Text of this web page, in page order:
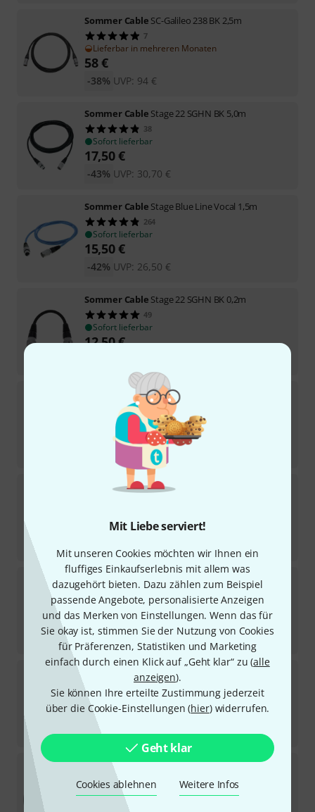
Mit Liebe serviert!
Mit unseren Cookies möchten wir Ihnen ein
fluffiges Einkaufserlebnis mit allem was
dazugehört bieten. Dazu zählen zum Beispiel
passende Angebote, personalisierte Anzeigen
und das Merken von Einstellungen. Wenn das für
Sie okay ist, stimmen Sie der Nutzung von Cookies
für Präferenzen, Statistiken und Marketing
einfach durch einen Klick auf „Geht klar“ zu (alle
anzeigen).
Sie können Ihre erteilte Zustimmung jederzeit
über die Cookie-Einstellungen (hier) widerrufen.
Geht klar
Cookies ablehnen Weitere Infos
Sommer Cable SC-Galileo 238 BK 2,5m
7
Lieferbar in mehreren Monaten
58€
UVP: 94 €
-38%
Sommer Cable Stage 22 SGHN BK 5,0m
38
Sofort lieferbar
17,50€
UVP: 30,70 €
-43%
Sommer Cable Stage Blue Line Vocal 1,5m
264
Sofort lieferbar
15,50€
UVP: 26,50 €
-42%
Sommer Cable Stage 22 SGHN BK 0,2m
49
Sofort lieferbar
12,50€
Sommer CableStage Blue Line Vocal 10m
107
Sofort lieferbar
25,90
44,60
Sommer CableStage 22 SGHN BK 3,0m
15,50€
Sommer Cable Monolith1 Power Twist/XLR 2,5m
Sofort lieferbar
95 €
UVP:164,90 €
-42%
SC-Galileo 238 BK 10m
3
In 13–17 Wochen lieferbar
75€
UVP:126 €
-40%
Sommer CableSC-Source MKII Highflex 20m
Sofort lieferbar